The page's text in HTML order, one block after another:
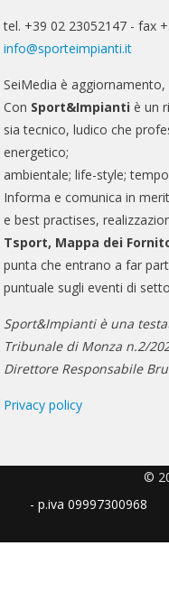
tel. +39 02 23052147 - fax
info@sporteimpianti.it
SeiMedia è
Con Sport&Impianti è un
sia tecnico, ludico che
energetico;
ambientale; life-style;
Informa e comunica in
e best practises,
Tsport, Mappa dei
punta che entrano a far
puntuale sugli eventi di
Sport&Impianti è una
Tribunale di Monza n.2/
Direttore Responsabile
Privacy policy
©
- p.iva